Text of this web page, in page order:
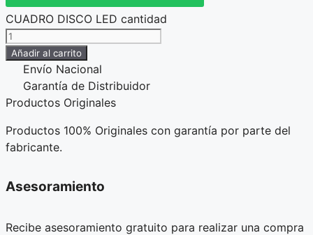
CUADRO DISCO LED cantidad
Añadir al carrito
Envío Nacional
Garantía de Distribuidor
Productos Originales
Productos 100% Originales con garantía por parte del
fabricante.
Asesoramiento
Recibe asesoramiento gratuito para realizar una compra